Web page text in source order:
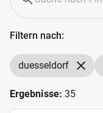
Filtern nach:
duesseldorf
Ergebnisse: 35